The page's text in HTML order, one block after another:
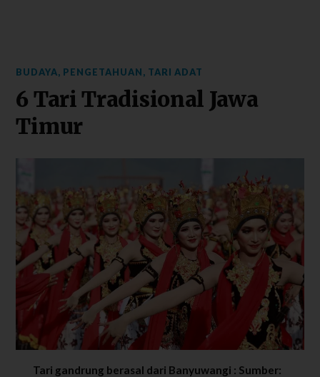
BUDAYA, PENGETAHUAN, TARI ADAT
6 Tari Tradisional Jawa
Timur
Tari gandrung berasal dari Banyuwangi : Sumber: